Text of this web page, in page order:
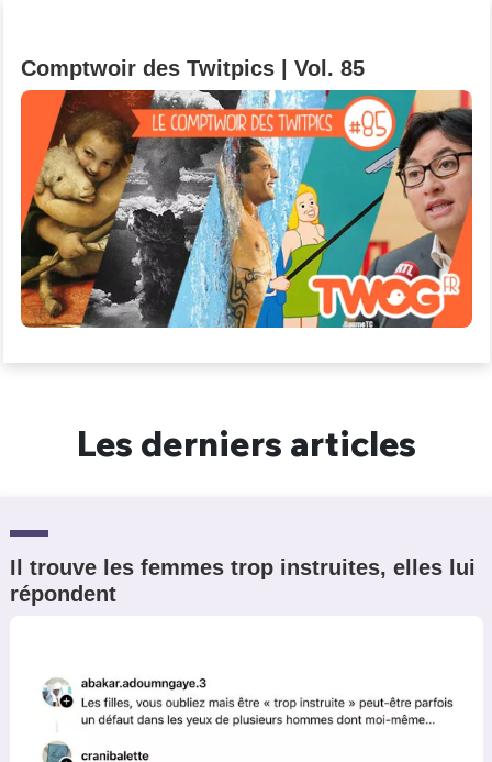
Comptwoir des Twitpics | Vol. 85
Les derniers articles
Il trouve les femmes trop instruites, elles lui
répondent
Un Thread
C'EST PARTI